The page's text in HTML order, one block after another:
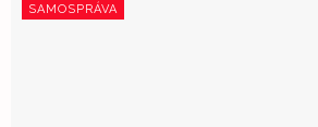
SAMOSPRÁVA